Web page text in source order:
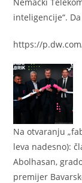
inteligencije“.
https://
Na otvaranju
leva nadesno):
Abolhasan,
premijer